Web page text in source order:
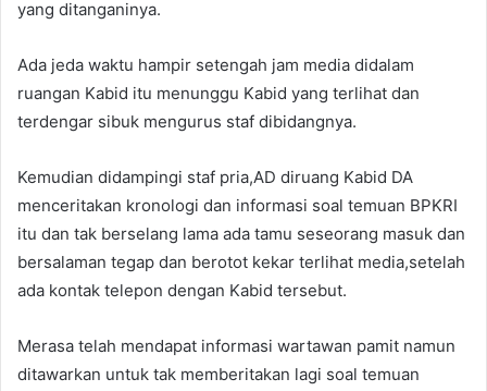
yang ditanganinya.
Ada jeda waktu hampir setengah jam media didalam
ruangan Kabid itu menunggu Kabid yang terlihat dan
terdengar sibuk mengurus staf dibidangnya.
Kemudian didampingi staf pria,AD diruang Kabid DA
menceritakan kronologi dan informasi soal temuan BPKRI
itu dan tak berselang lama ada tamu seseorang masuk dan
bersalaman tegap dan berotot kekar terlihat media,setelah
ada kontak telepon dengan Kabid tersebut.
Merasa telah mendapat informasi wartawan pamit namun
ditawarkan untuk tak memberitakan lagi soal temuan